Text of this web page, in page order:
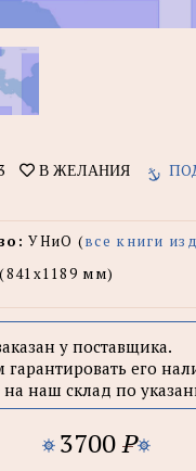
В ЖЕЛАНИЯ
УНиО (все книги
мм)
у поставщика.
его
наш склад по
3700P